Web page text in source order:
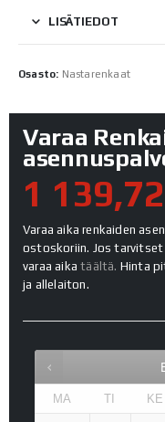
LISÄTIEDOT
Osasto: Nastarenkaat
Varaa
1
Varaa aika renkaiden
ostoskoriin. Jos tarvitset
varaa aikatäältä. Hinta
ja allelaiton.
MA TI KE